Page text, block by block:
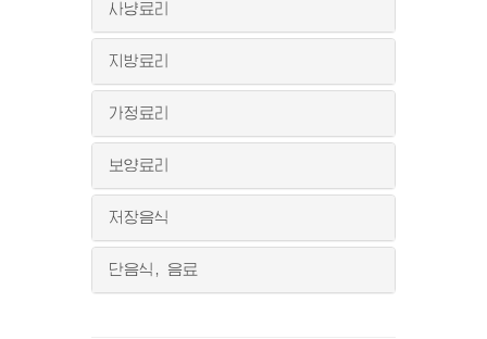
사냥료리
지방료리
가정료리
보양료리
저장음식
단음식, 음료